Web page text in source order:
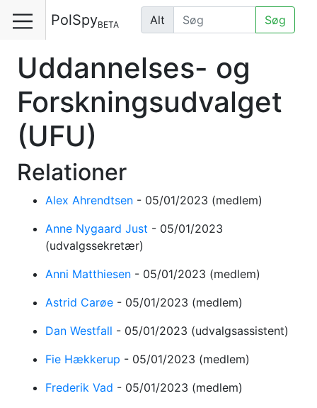
PolSpyBETA Alt Søg
Uddannelses- og
Forskningsudvalget
(UFU)
Relationer
Alex Ahrendtsen - 05/01/2023 (medlem)
Anne Nygaard Just - 05/01/2023
(udvalgssekretær)
Anni Matthiesen - 05/01/2023 (medlem)
Astrid Carøe - 05/01/2023 (medlem)
Dan Westfall - 05/01/2023 (udvalgsassistent)
Fie Hækkerup - 05/01/2023 (medlem)
Frederik Vad - 05/01/2023 (medlem)